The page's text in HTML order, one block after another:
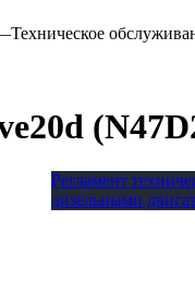
Техническое
Регламент
дизельными